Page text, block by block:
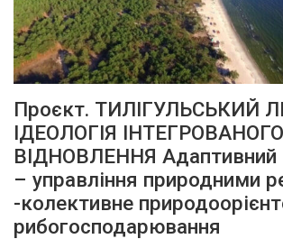
Проєкт. ТИЛІГУЛЬСЬКИЙ
ІДЕОЛОГІЯ ІНТЕГРОВАНОГО
ВІДНОВЛЕННЯ Адаптивний
– управління природними
-колективне
рибогосподарювання